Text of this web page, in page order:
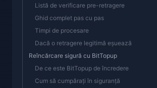
Listă de verificare pre-retragere
Ghid complet pas cu pas
Timpi de procesare
Dacă o retragere legitimă eșuează
Reîncărcare sigură cu BitTopup
De ce este BitTopup de încredere
Cum să cumpărați în siguranță